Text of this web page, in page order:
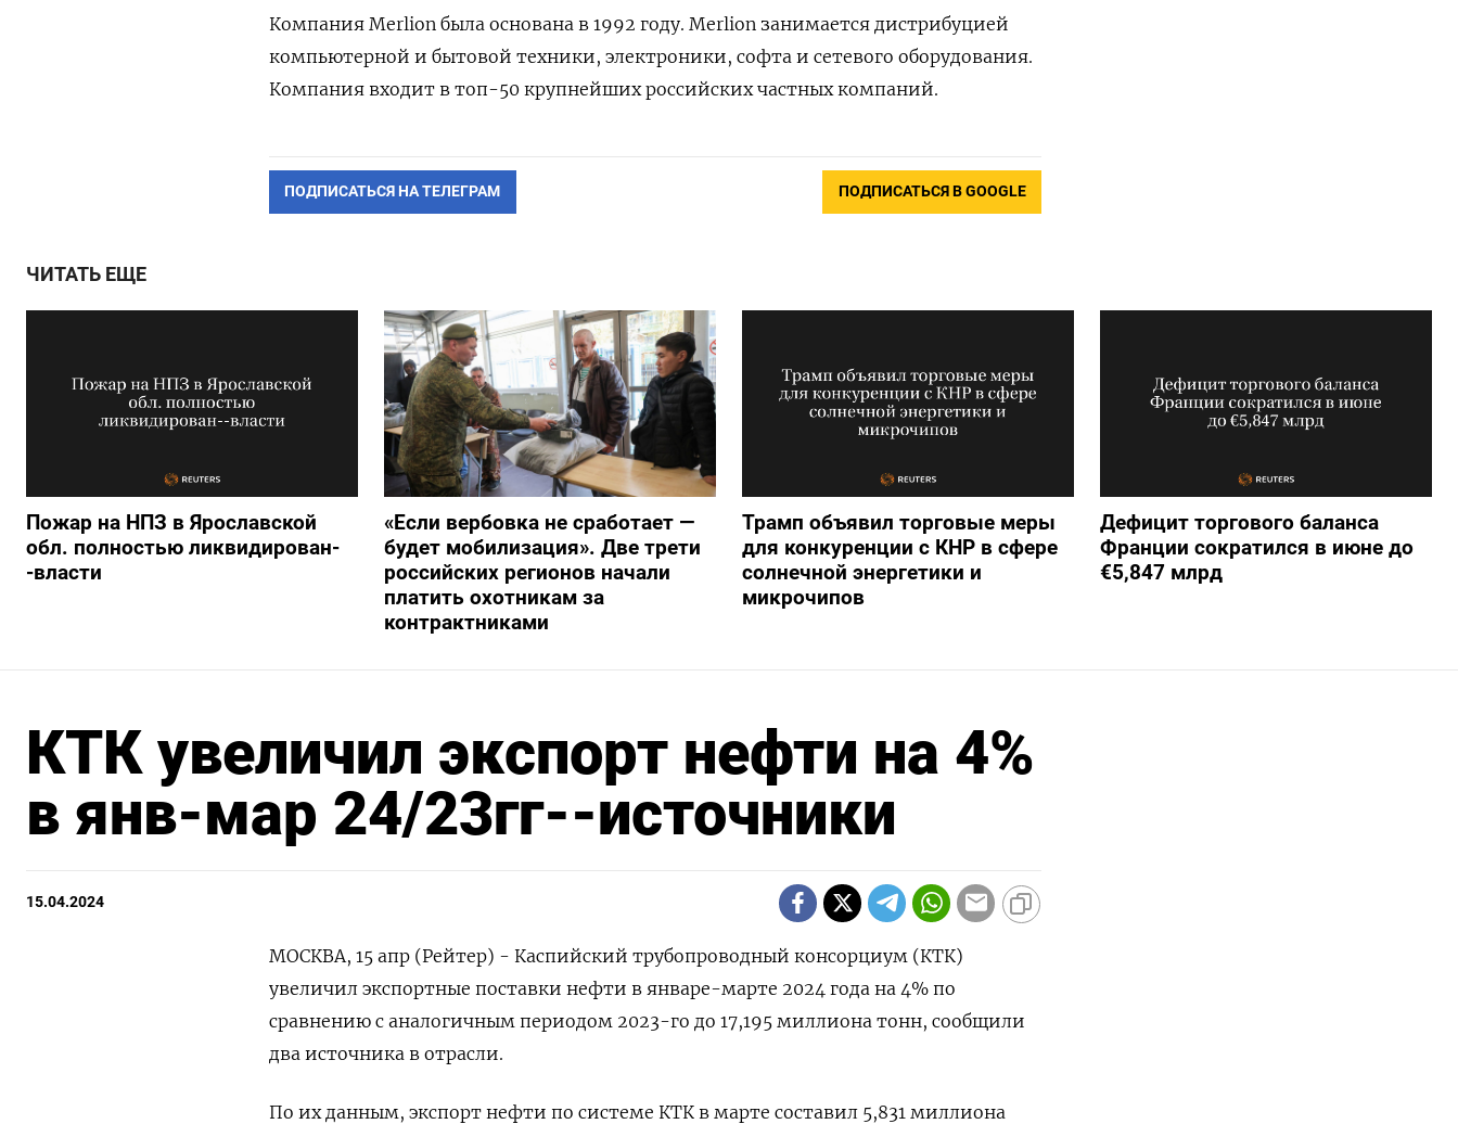
Компания Merlion была основана в 1992 году. Merlion занимается дистрибуцией
компьютерной и бытовой техники, электроники, софта и сетевого оборудования.
Компания входит в топ-50 крупнейших российских частных компаний.
ПОДПИСАТЬСЯ НА ТЕЛЕГРАМ ПОДПИСАТЬСЯ В GOOGLE
ЧИТАТЬ ЕЩЕ
Пожар на НПЗ в Ярославской
обл. полностью ликвидирован-
-власти
«Если вербовка не сработает —
будет мобилизация». Две трети
российских регионов начали
платить охотникам за
контрактниками
Трамп объявил торговые меры
для конкуренции с КНР в сфере
солнечной энергетики и
микрочипов
Дефицит торгового баланса
Франции сократился в июне до
€5,847 млрд
КТК увеличил экспорт нефти на 4%
в янв-мар 24/23гг--источники
15.04.2024
МОСКВА, 15 апр (Рейтер) - Каспийский трубопроводный консорциум (КТК)
увеличил экспортные поставки нефти в январе-марте 2024 года на 4% по
сравнению с аналогичным периодом 2023-го до 17,195 миллиона тонн, сообщили
два источника в отрасли.
По их данным, экспорт нефти по системе КТК в марте составил 5,831 миллиона